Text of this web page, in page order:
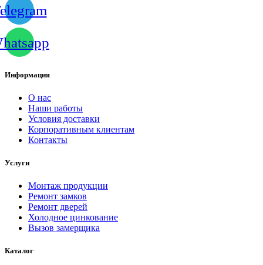
Информация
О нас
Наши работы
Условия доставки
Корпоративным клиентам
Контакты
Услуги
Монтаж продукции
Ремонт замков
Ремонт дверей
Холодное цинкование
Вызов замерщика
Каталог